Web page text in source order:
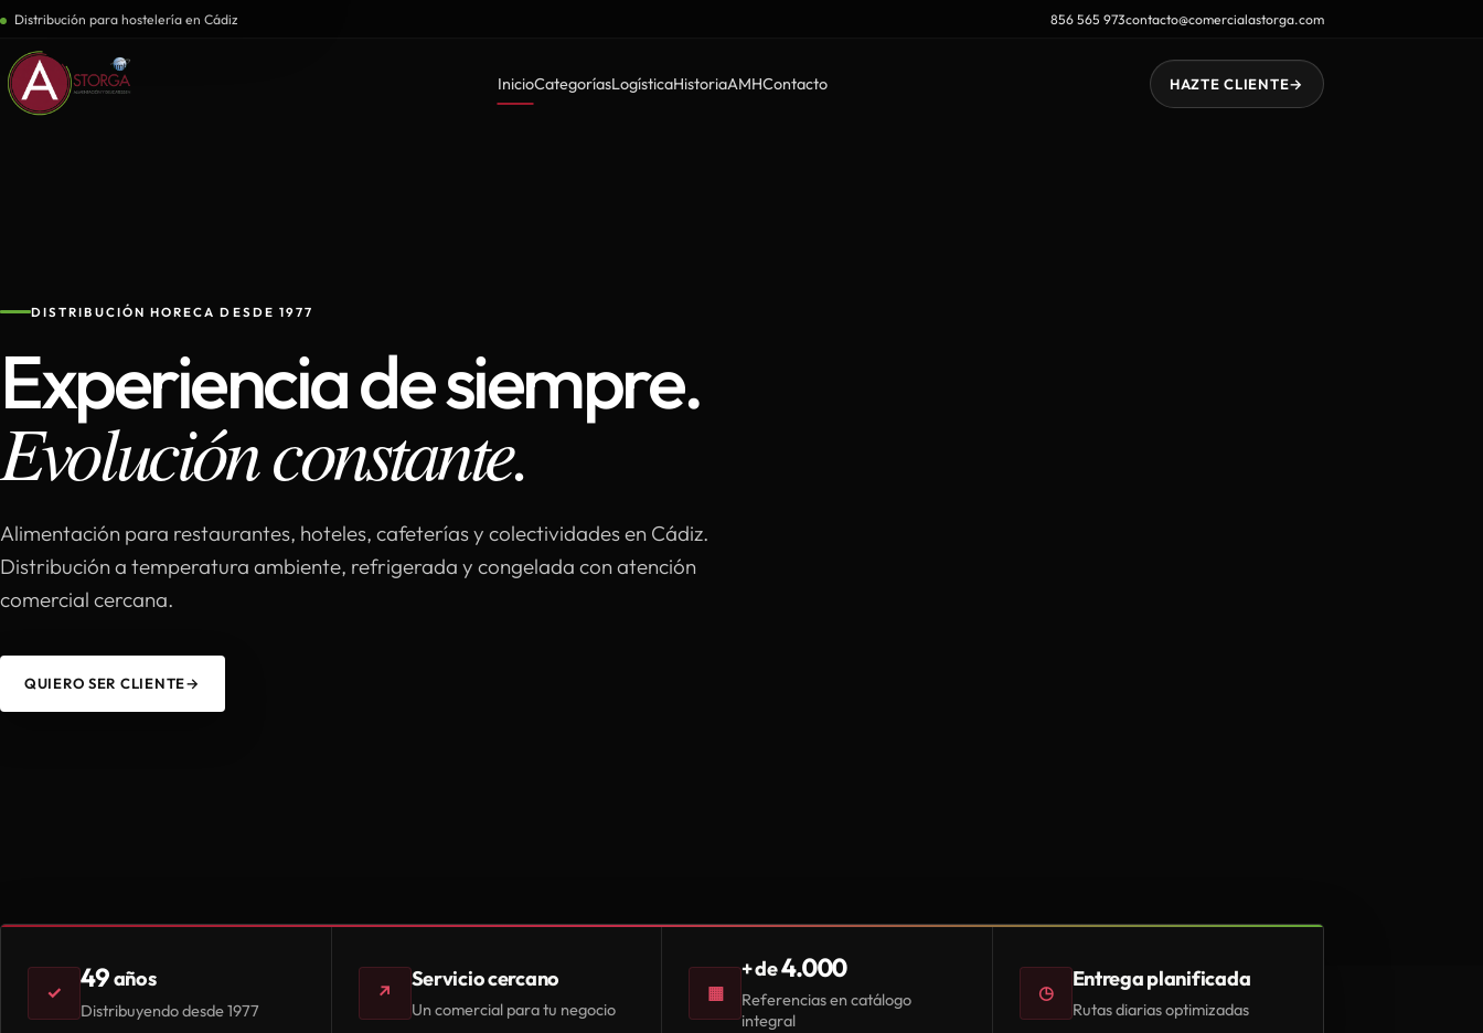
Distribución para hostelería en Cádiz 856 565 973contacto@comercialastorga.com
InicioCategoríasLogísticaHistoriaAMHContacto HAZTE CLIENTE→
DISTRIBUCIÓN HORECA DESDE 1977
Experiencia de siempre.
Evolución constante.
Alimentación para restaurantes, hoteles, cafeterías y colectividades en Cádiz.
Distribución a temperatura ambiente, refrigerada y congelada con atención
comercial cercana.
QUIERO SER CLIENTE→
✓ 49años
Distribuyendo desde 1977
↗
Servicio cercano
Un comercial para tu negocio
▦
+ de4.000
Referencias en catálogo
integral
◷
Entrega planificada
Rutas diarias optimizadas